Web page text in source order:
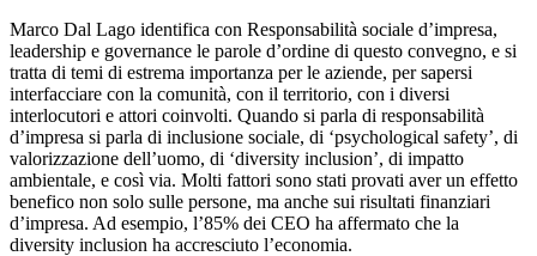
Marco Dal Lago identifica con Responsabilità sociale d’impresa,
leadership e governance le parole d’ordine di questo convegno, e si
tratta di temi di estrema importanza per le aziende, per sapersi
interfacciare con la comunità, con il territorio, con i diversi
interlocutori e attori coinvolti. Quando si parla di responsabilità
d’impresa si parla di inclusione sociale, di ‘psychological safety’, di
valorizzazione dell’uomo, di ‘diversity inclusion’, di impatto
ambientale, e così via. Molti fattori sono stati provati aver un effetto
benefico non solo sulle persone, ma anche sui risultati finanziari
d’impresa. Ad esempio, l’85% dei CEO ha affermato che la
diversity inclusion ha accresciuto l’economia.